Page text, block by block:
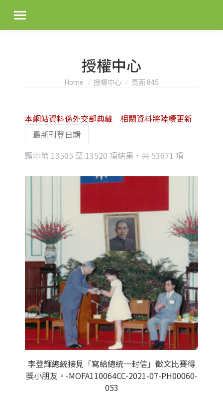
授權中心
You are here:
Home 授權中心 頁面 845
顯示第 13505 至 13520 項結果，共 53671 項
latest
本網站資料係外交部典藏 相關資料將陸續更新
李登輝總統接見「寫給總統一封信」徵文比賽得
獎小朋友。-MOFA110064CC-2021-07-PH00060-
053